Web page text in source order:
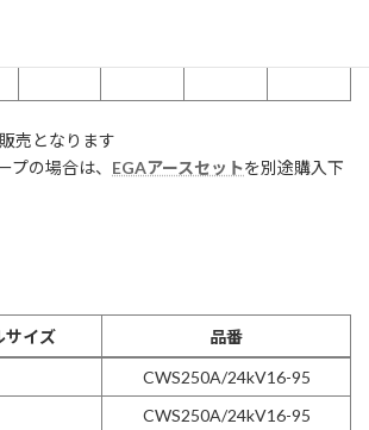
売となります
プの場合は、 EGAアースセットを別途購入下
サイズ
品番
イズ
品番
CWS250A/24kV16-95
CWS250A/24kV16-95